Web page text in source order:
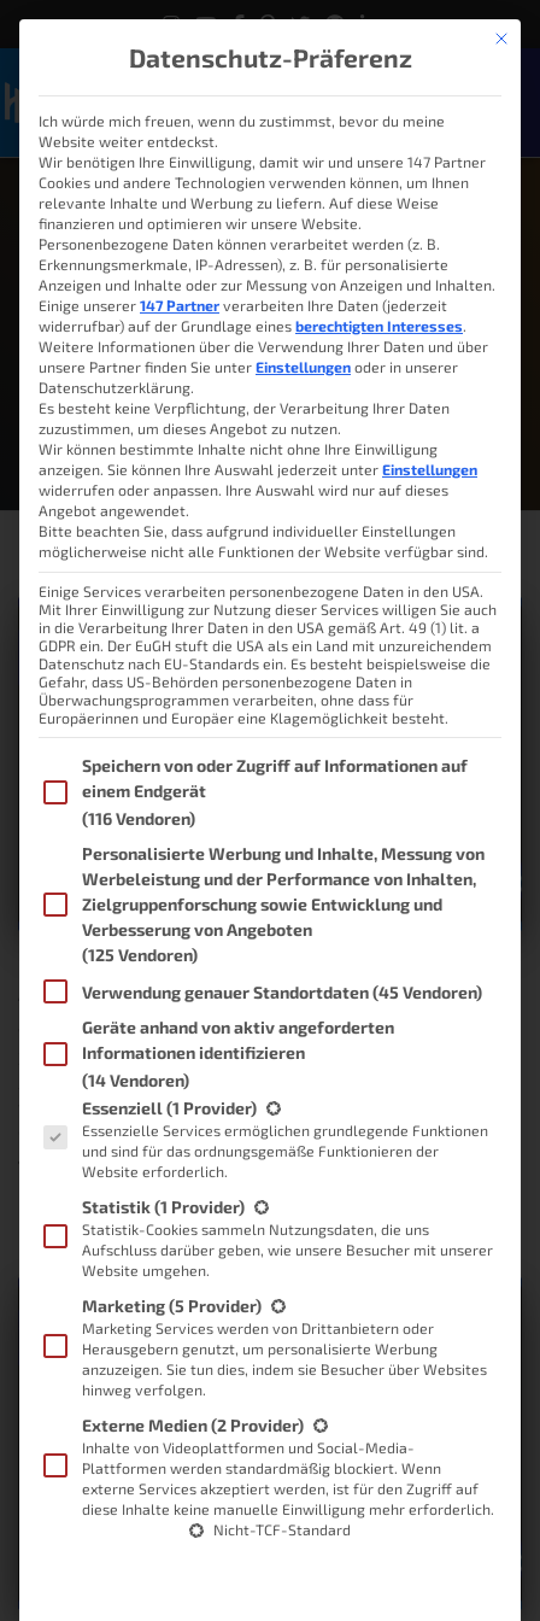
Aus dem Leben
Manche Themen lassen sich schwer einsortieren.
Aus diesem Grund gibt es hier die Kategorie Aus
dem Leben. Hier findest du Beiträge zu
Blogparaden, allgemeinen Themen und vieles mehr.
Jahresrückblick 2025
Wieder einmal ein Jahr, das sich dem Ende neigt. Ein guter
Zeitpunkt, um an eine Tradition zu erinnern, die es bei mir seit dem
Jahr 2017 gibt: Den Jahresrückblick. Doch was bleibt aus 2025,
wenn wir zurückschauen? Ganz schön viel. Bilde ich mir zumindest
ein. Und was wird 2026 sein? Weiterlesen
Lukas, vor8 Monaten
Mit
Datenschutz-Präferenz
Ich würde mich freuen, wenn du zustimmst, bevor du meine
Website weiter entdeckst.
Wir benötigen Ihre Einwilligung, damit wir und unsere 147 Partner
Cookies und andere Technologien verwenden können, um Ihnen
relevante Inhalte und Werbung zu liefern. Auf diese Weise
finanzieren und optimieren wir unsere Website.
Personenbezogene Daten können verarbeitet werden (z. B.
Erkennungsmerkmale, IP-Adressen), z. B. für personalisierte
Anzeigen und Inhalte oder zur Messung von Anzeigen und Inhalten.
Einige unserer 147 Partner verarbeiten Ihre Daten (jederzeit
widerrufbar) auf der Grundlage eines berechtigten Interesses.
Weitere Informationen über die Verwendung Ihrer Daten und über
unsere Partner finden Sie unter Einstellungen oder in unserer
Datenschutzerklärung.
Es besteht keine Verpflichtung, der Verarbeitung Ihrer Daten
zuzustimmen, um dieses Angebot zu nutzen.
Wir können bestimmte Inhalte nicht ohne Ihre Einwilligung
anzeigen. Sie können Ihre Auswahl jederzeit unter Einstellungen
widerrufen oder anpassen. Ihre Auswahl wird nur auf dieses
Angebot angewendet.
Bitte beachten Sie, dass aufgrund individueller Einstellungen
möglicherweise nicht alle Funktionen der Website verfügbar sind.
Einige Services verarbeiten personenbezogene Daten in den USA.
Mit Ihrer Einwilligung zur Nutzung dieser Services willigen Sie auch
in die Verarbeitung Ihrer Daten in den USA gemäß Art. 49 (1) lit. a
GDPR ein. Der EuGH stuft die USA als ein Land mit unzureichendem
Datenschutz nach EU-Standards ein. Es besteht beispielsweise die
Gefahr, dass US-Behörden personenbezogene Daten in
Überwachungsprogrammen verarbeiten, ohne dass für
Europäerinnen und Europäer eine Klagemöglichkeit besteht.
Im Folgenden finden Sie eine Liste der Zwecke des IAB
Speichern von oder Zugriff auf Informationen auf
einem Endgerät
(116 Vendoren)
Personalisierte Werbung und Inhalte, Messung von
Werbeleistung und der Performance von Inhalten,
Zielgruppenforschung sowie Entwicklung und
Verbesserung von Angeboten
(125 Vendoren)
Verwendung genauer Standortdaten(45 Vendoren)
Geräte anhand von aktiv angeforderten
Informationen identifizieren
(14 Vendoren)
Es folgt eine Liste der Service-Gruppen, für die eine
Essenziell(1 Provider)
Essenzielle Services ermöglichen grundlegende Funktionen
und sind für das ordnungsgemäße Funktionieren der
Website erforderlich.
Statistik(1 Provider)
Statistik-Cookies sammeln Nutzungsdaten, die uns
Aufschluss darüber geben, wie unsere Besucher mit unserer
Website umgehen.
Marketing(5 Provider)
Marketing Services werden von Drittanbietern oder
Herausgebern genutzt, um personalisierte Werbung
anzuzeigen. Sie tun dies, indem sie Besucher über Websites
hinweg verfolgen.
Externe Medien(2 Provider)
Inhalte von Videoplattformen und Social-Media-
Plattformen werden standardmäßig blockiert. Wenn
externe Services akzeptiert werden, ist für den Zugriff auf
diese Inhalte keine manuelle Einwilligung mehr erforderlich.
Nicht-TCF-Standard